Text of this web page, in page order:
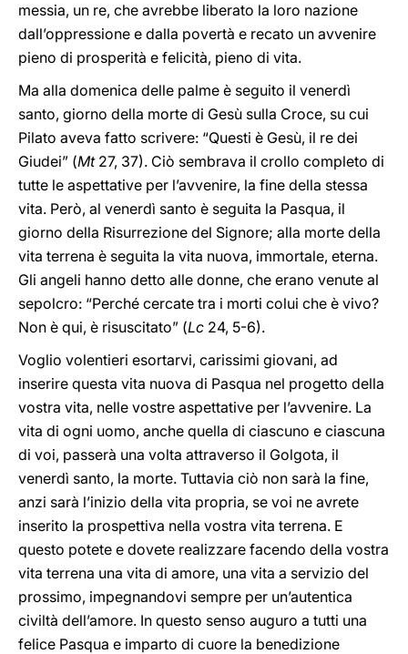
messia, un re, che avrebbe liberato la loro nazione
dall’oppressione e dalla povertà e recato un avvenire
pieno di prosperità e felicità, pieno di vita.
Ma alla domenica delle palme è seguito il venerdì
santo, giorno della morte di Gesù sulla Croce, su cui
Pilato aveva fatto scrivere: “Questi è Gesù, il re dei
Giudei” (Mt27, 37). Ciò sembrava il crollo completo di
tutte le aspettative per l’avvenire, la fine della stessa
vita. Però, al venerdì santo è seguita la Pasqua, il
giorno della Risurrezione del Signore; alla morte della
vita terrena è seguita la vita nuova, immortale, eterna.
Gli angeli hanno detto alle donne, che erano venute al
sepolcro: “Perché cercate tra i morti colui che è vivo?
Non è qui, è risuscitato” (Lc 24, 5-6).
Voglio volentieri esortarvi, carissimi giovani, ad
inserire questa vita nuova di Pasqua nel progetto della
vostra vita, nelle vostre aspettative per l’avvenire. La
vita di ogni uomo, anche quella di ciascuno e ciascuna
di voi, passerà una volta attraverso il Golgota, il
venerdì santo, la morte. Tuttavia ciò non sarà la fine,
anzi sarà l’inizio della vita propria, se voi ne avrete
inserito la prospettiva nella vostra vita terrena. E
questo potete e dovete realizzare facendo della vostra
vita terrena una vita di amore, una vita a servizio del
prossimo, impegnandovi sempre per un’autentica
civiltà dell’amore. In questo senso auguro a tutti una
felice Pasqua e imparto di cuore la benedizione